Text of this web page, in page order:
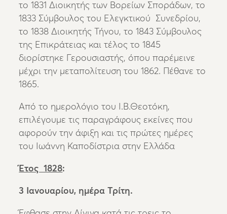
το 1831 Διοικητής των Βορείων Σποράδων, το
1833 Σύμβουλος του Ελεγκτικού Συνεδρίου,
το 1838 Διοικητής Τήνου, το 1843 Σύμβουλος
της Επικράτειας και τέλος το 1845
διορίστηκε Γερουσιαστής, όπου παρέμεινε
μέχρι την μεταπολίτευση του 1862. Πέθανε το
1865.
Από το ημερολόγιο του Ι.Β.Θεοτόκη,
επιλέγουμε τις παραγράφους εκείνες που
αφορούν την άφιξη και τις πρώτες ημέρες
του Ιωάννη Καποδίστρια στην Ελλάδα
Έτος 1828:
3 Ιανουαρίου, ημέρα Τρίτη.